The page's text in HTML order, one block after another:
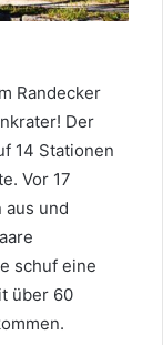
Randecker
Der
14 Stationen
Vor 17
aus und
schuf eine
über 60